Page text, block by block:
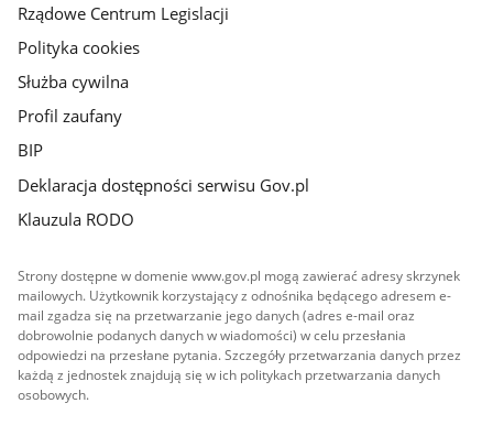
Rządowe Centrum Legislacji
Polityka cookies
Służba cywilna
Profil zaufany
BIP
Deklaracja dostępności serwisu Gov.pl
Klauzula RODO
Strony dostępne w domenie www.gov.pl mogą zawierać adresy skrzynek
mailowych. Użytkownik korzystający z odnośnika będącego adresem e-
mail zgadza się na przetwarzanie jego danych (adres e-mail oraz
dobrowolnie podanych danych w wiadomości) w celu przesłania
odpowiedzi na przesłane pytania. Szczegóły przetwarzania danych przez
każdą z jednostek znajdują się w ich politykach przetwarzania danych
osobowych.